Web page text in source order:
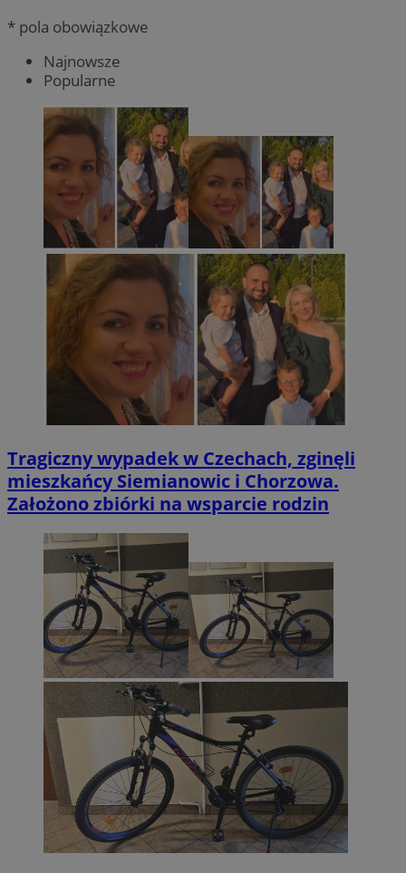
* pola obowiązkowe
Najnowsze
Popularne
Tragiczny wypadek w Czechach, zginęli
mieszkańcy Siemianowic i Chorzowa.
Założono zbiórki na wsparcie rodzin